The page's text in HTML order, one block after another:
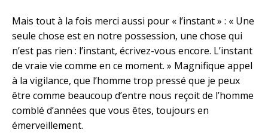
Mais tout à la fois merci aussi pour « l’instant » : « Une
seule chose est en notre possession, une chose qui
n’est pas rien : l’instant, écrivez-vous encore. L’instant
de vraie vie comme en ce moment. » Magnifique appel
à la vigilance, que l’homme trop pressé que je peux
être comme beaucoup d’entre nous reçoit de l’homme
comblé d’années que vous êtes, toujours en
émerveillement.